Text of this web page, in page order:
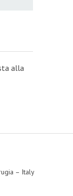
alla
– Italy